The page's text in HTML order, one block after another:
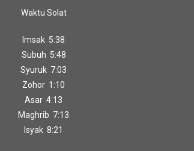
Waktu Solat
Imsak 5:38
Subuh 5:48
Syuruk 7:03
Zohor 1:10
Asar 4:13
Maghrib 7:13
Isyak 8:21